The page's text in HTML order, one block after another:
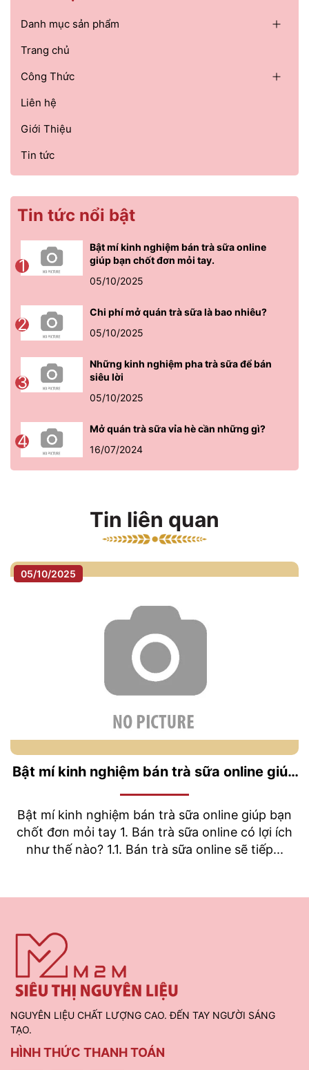
Danh mục sản phẩm
Trang chủ
Công Thức
Liên hệ
Giới Thiệu
Tin tức
Tin tức nổi bật
1
Bật mí kinh nghiệm bán trà sữa online
giúp bạn chốt đơn mỏi tay.
05/10/2025
2
Chi phí mở quán trà sữa là bao nhiêu?
05/10/2025
3
Những kinh nghiệm pha trà sữa để bán
siêu lời
05/10/2025
4
Mở quán trà sữa vỉa hè cần những gì?
16/07/2024
Tin liên quan
05/10/2025
Bật mí kinh nghiệm bán trà sữa online giúp
bạn chốt đơn mỏi tay.
Bật mí kinh nghiệm bán trà sữa online giúp bạn
chốt đơn mỏi tay 1. Bán trà sữa online có lợi ích
như thế nào? 1.1. Bán trà sữa online sẽ tiếp...
NGUYÊN LIỆU CHẤT LƯỢNG CAO. ĐẾN TAY NGƯỜI SÁNG
TẠO.
HÌNH THỨC THANH TOÁN